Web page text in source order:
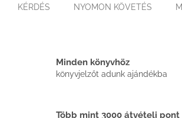
KÉRDÉS NYOMON KÖVETÉS
Minden könyvhöz
könyvjelzőt adunk ajándékba
Több mint 3000 átvételi pont